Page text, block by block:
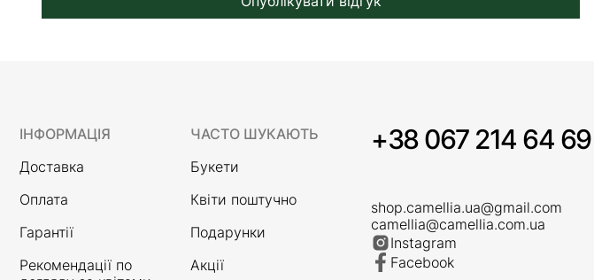
ІНФОРМАЦІЯ
Доставка
Оплата
Гарантії
Рекомендації по
ЧАСТО ШУКАЮТЬ
Букети
Квіти поштучно
Подарунки
Акції
+38 067 214 64 69
shop.camellia.ua@gmail.com
camellia@camellia.com.ua
Instagram
Facebook